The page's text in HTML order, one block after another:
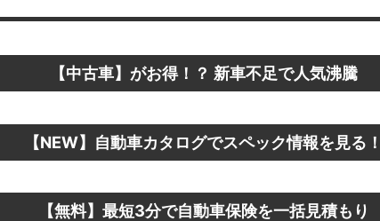
【中古車】がお得！？ 新車不足で人気沸騰
【NEW】自動車カタログでスペック情報を見る！
【無料】最短3分で自動車保険を一括見積もり